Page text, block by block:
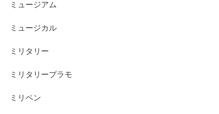
ミュージアム
ミュージカル
ミリタリー
ミリタリープラモ
ミリペン